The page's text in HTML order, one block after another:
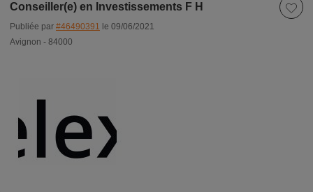
Conseiller(e) en Investissements F H
Publiée par #46490391 le 09/06/2021
Avignon - 84000